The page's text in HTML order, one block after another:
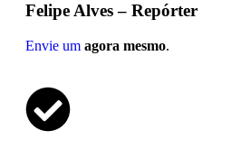
Felipe Alves – Repórter
Envie um agora mesmo.